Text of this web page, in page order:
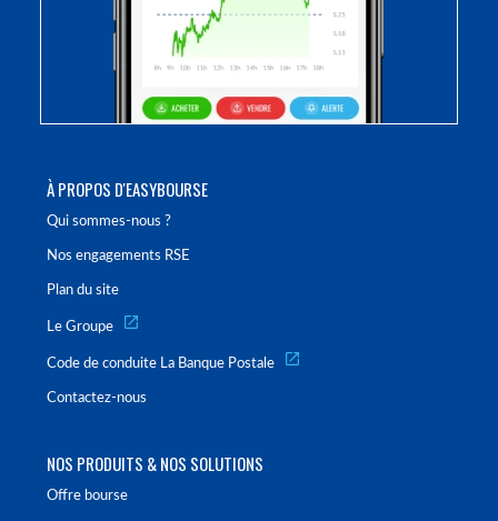
À PROPOS D'EASYBOURSE
Qui sommes-nous ?
Nos engagements RSE
Plan du site
Le Groupe
Code de conduite La Banque Postale
Contactez-nous
NOS PRODUITS & NOS SOLUTIONS
Offre bourse